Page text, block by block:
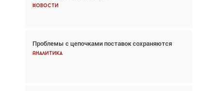
Новости
Проблемы с цепочками поставок сохраняются
Аналитика
Новости
Впервые с 2024 года глобальный трафик
снижается три недели подряд